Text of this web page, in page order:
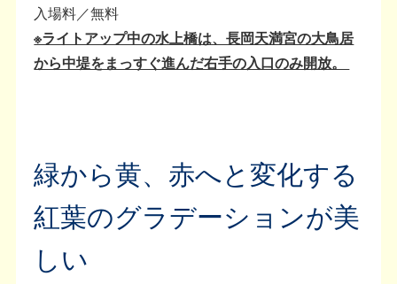
入場料／無料
※ライトアップ中の水上橋は、長岡天満宮の大鳥居
から中堤をまっすぐ進んだ右手の入口のみ開放。
緑から黄、赤へと変化する
紅葉のグラデーションが美
しい